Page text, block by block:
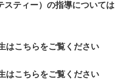
スティー）の指導については
はこちらをご覧ください
はこちらをご覧ください